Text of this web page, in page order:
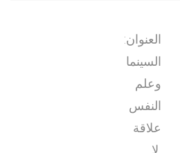
العنوان:
السينما
وعلم
النفس
علاقة